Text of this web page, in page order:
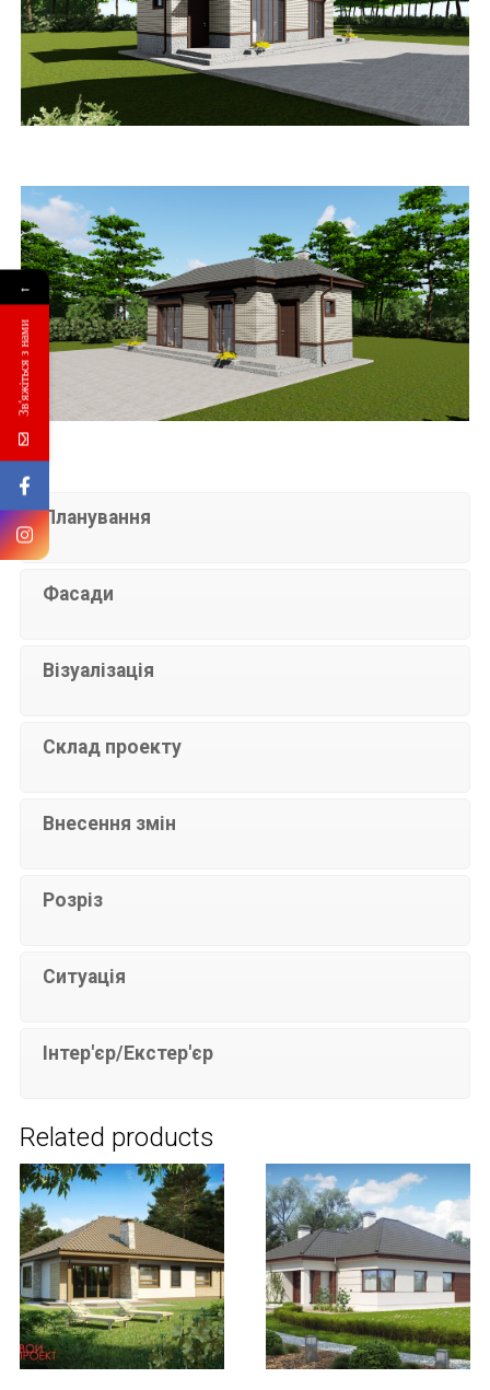
Планування
Фасади
Візуалізація
Склад проекту
Внесення змін
Розріз
Ситуація
Інтер'єр/Екстер'єр
Related products
←
Зв'яжіться з нами